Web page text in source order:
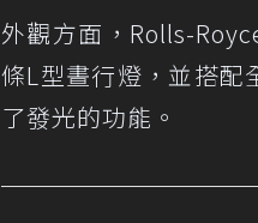
外觀方面，Rolls-
條L型晝行燈，並搭配
了發光的功能。